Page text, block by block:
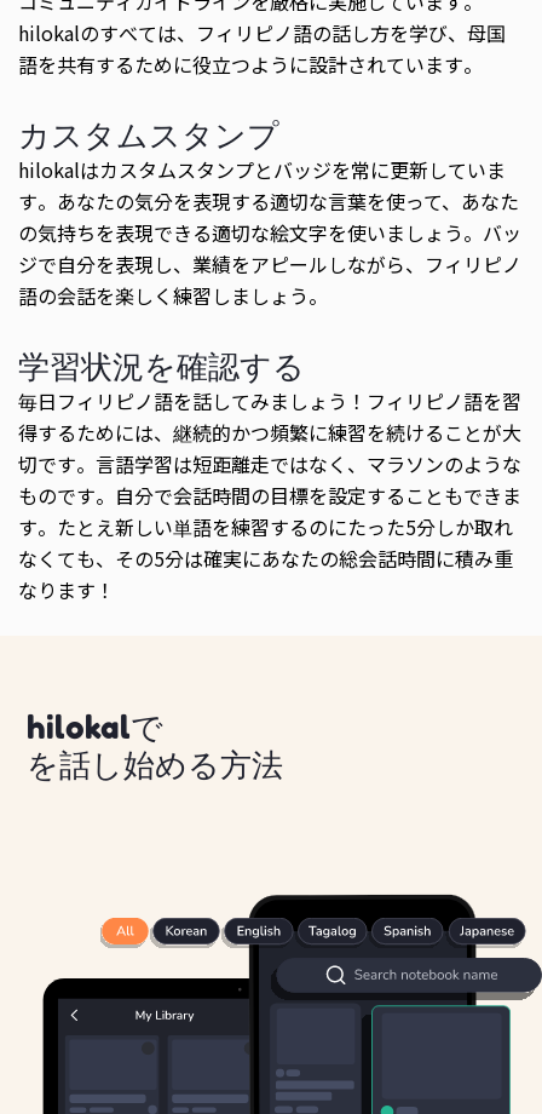
hilokalのすべては、フィリピノ語の話し方を学び、母国
語を共有するために役立つように設計されています。
カスタムスタンプ
hilokalはカスタムスタンプとバッジを常に更新していま
す。あなたの気分を表現する適切な言葉を使って、あなた
の気持ちを表現できる適切な絵文字を使いましょう。バッ
ジで自分を表現し、業績をアピールしながら、フィリピノ
語の会話を楽しく練習しましょう。
学習状況を確認する
毎日フィリピノ語を話してみましょう！フィリピノ語を習
得するためには、継続的かつ頻繁に練習を続けることが大
切です。言語学習は短距離走ではなく、マラソンのような
ものです。自分で会話時間の目標を設定することもできま
す。たとえ新しい単語を練習するのにたった5分しか取れ
なくても、その5分は確実にあなたの総会話時間に積み重
なります！
hilokalで
を話し始める方法